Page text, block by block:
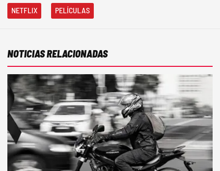
NETFLIX PELÍCULAS
NOTICIAS RELACIONADAS